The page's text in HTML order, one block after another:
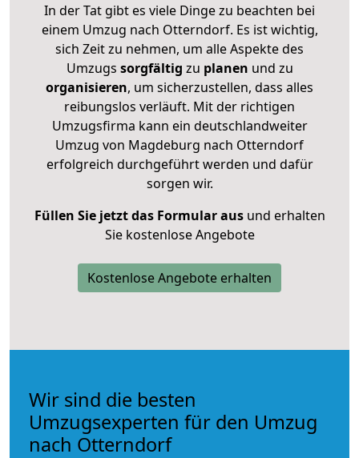
In der Tat gibt es viele Dinge zu beachten bei
einem Umzug nach Otterndorf. Es ist wichtig,
sich Zeit zu nehmen, um alle Aspekte des
Umzugs sorgfältig zu planen und zu
organisieren, um sicherzustellen, dass alles
reibungslos verläuft. Mit der richtigen
Umzugsfirma kann ein deutschlandweiter
Umzug von Magdeburg nach Otterndorf
erfolgreich durchgeführt werden und dafür
sorgen wir.
Füllen Sie jetzt das Formular ausund erhalten
Sie kostenlose Angebote
Kostenlose Angebote erhalten
Wir sind die besten
Umzugsexperten für den Umzug
nach Otterndorf